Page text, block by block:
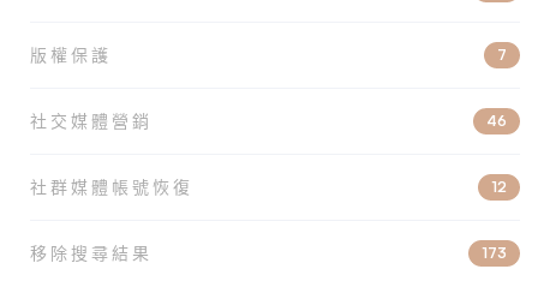
版權保護 7
社交媒體營銷 46
社群媒體帳號恢復 12
移除搜尋結果 173